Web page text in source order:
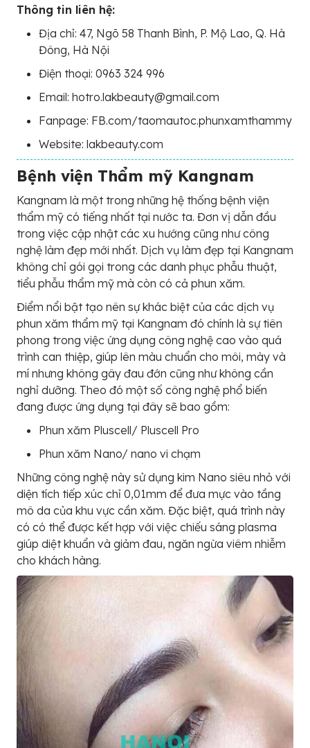
Thông tin liên hệ:
Địa chỉ: 47, Ngõ 58 Thanh Bình, P. Mộ Lao, Q. Hà
Đông, Hà Nội
Điện thoại: 0963 324 996
Email: hotro.lakbeauty@gmail.com
Fanpage: FB.com/taomautoc.phunxamthammy
Website: lakbeauty.com
Bệnh viện Thẩm mỹ Kangnam
Kangnam là một trong những hệ thống bệnh viện
thẩm mỹ có tiếng nhất tại nước ta. Đơn vị dẫn đầu
trong việc cập nhật các xu hướng cũng như công
nghệ làm đẹp mới nhất. Dịch vụ làm đẹp tại Kangnam
không chỉ gói gọi trong các danh phục phẫu thuật,
tiểu phẫu thẩm mỹ mà còn có cả phun xăm.
Điểm nổi bật tạo nên sự khác biệt của các dịch vụ
phun xăm thẩm mỹ tại Kangnam đó chính là sự tiên
phong trong việc ứng dụng công nghệ cao vào quá
trình can thiệp, giúp lên màu chuẩn cho môi, mày và
mí nhưng không gây đau đớn cũng như không cần
nghỉ dưỡng. Theo đó một số công nghệ phổ biến
đang được ứng dụng tại đây sẽ bao gồm:
Phun xăm Pluscell/ Pluscell Pro
Phun xăm Nano/ nano vi chạm
Những công nghệ này sử dụng kim Nano siêu nhỏ với
diện tích tiếp xúc chỉ 0,01mm để đưa mực vào tầng
mô da của khu vực cần xăm. Đặc biệt, quá trình này
có có thể được kết hợp với việc chiếu sáng plasma
giúp diệt khuẩn và giảm đau, ngăn ngừa viêm nhiễm
cho khách hàng.